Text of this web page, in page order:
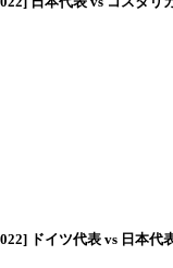
ドイツ代表 vs 日本代